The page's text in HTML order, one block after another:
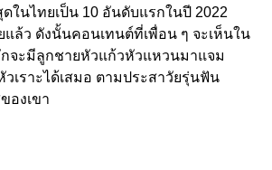
ในไทยเป็น 10 อันดับแรกในปี 2022
ล้ว ดังนั้นคอนเทนต์ที่เพื่อน ๆ จะเห็นใน
กจะมีลูกชายหัวแก้วหัวแหวนมาแจม
วเราะได้เสมอ ตามประสาวัยรุ่นฟัน
องเขา